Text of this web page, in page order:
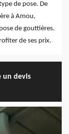
de pose. De
à Amou,
de gouttières.
de ses prix.
un devis